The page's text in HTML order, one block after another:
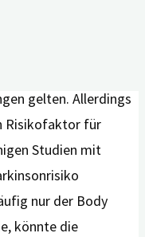
Risikofaktoren
gelten. Allerdings
Risikofaktor für
Studien mit
nur der Body
könnte die